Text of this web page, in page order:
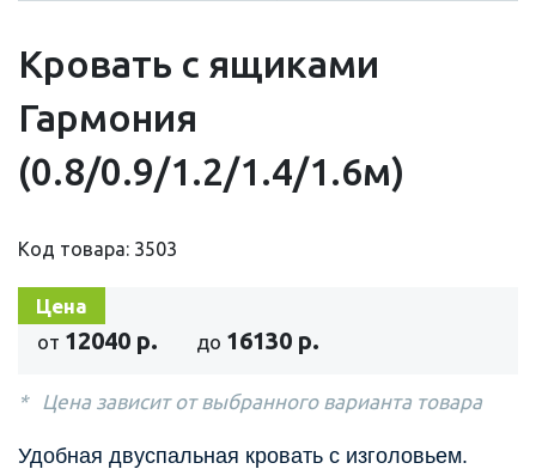
Кровать с ящиками
Гармония
(0.8/0.9/1.2/1.4/1.6м)
Код товара: 3503
Цена
от 12040 р. до 16130 р.
Цена зависит от выбранного варианта товара
Удобная двуспальная кровать c изголовьем.